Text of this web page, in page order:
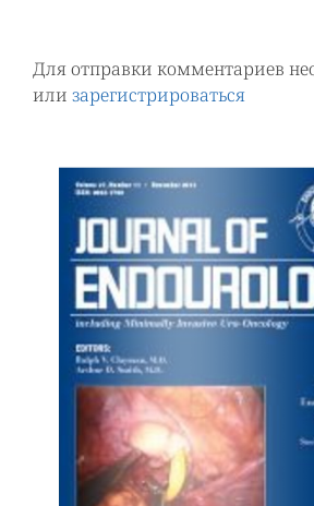
Для отправки комментариев
или зарегистрироваться